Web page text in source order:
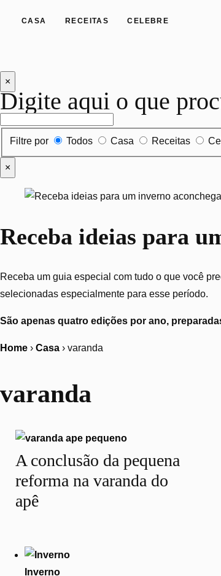
CASA RECEITAS CELEBRE
×
Digite aqui o que
Filtrar por tipo de conteúdo
Filtre por Todos Casa Receitas
×
Receba ideias para
Receba um guia especial com tudo o que você
selecionadas especialmente para esse período.
São apenas quatro edições por ano,
Home › Casa › varanda
varanda
A conclusão da pequena
reforma na varanda do
apê
Inverno